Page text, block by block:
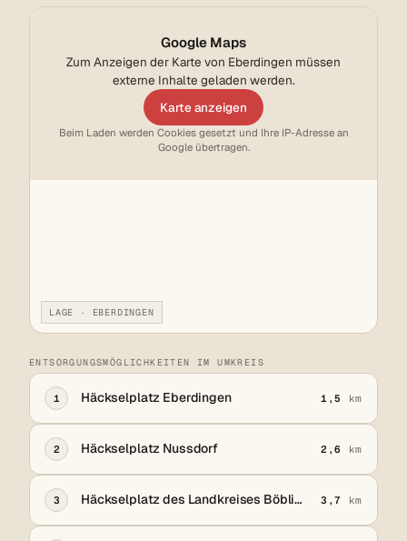
Google Maps
Zum Anzeigen der Karte von Eberdingen müssen
externe Inhalte geladen werden.
Karte anzeigen
Beim Laden werden Cookies gesetzt und Ihre IP-Adresse an
Google übertragen.
LAGE · EBERDINGEN
ENTSORGUNGSMÖGLICHKEITEN IM UMKREIS
1 Häckselplatz Eberdingen 1,5 km
2 Häckselplatz Nussdorf 2,6 km
3 Häckselplatz des Landkreises Böblingen 3,7 km